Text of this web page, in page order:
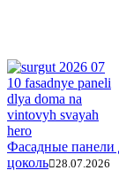
Фасадные панели
цоколь 28.07.2026